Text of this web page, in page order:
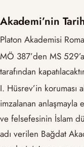
Akademi’nin
Platon Akademisi
MÖ 387’den MS
tarafından
I. Hüsrev’in
imzalanan anlaşmayla
ve felsefesinin İslam
adı verilen Bağdat